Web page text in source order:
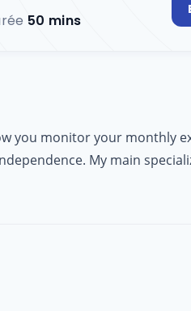
50 mins
you monitor your monthly
My main